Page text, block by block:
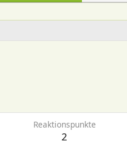
Reaktionspunkte
2